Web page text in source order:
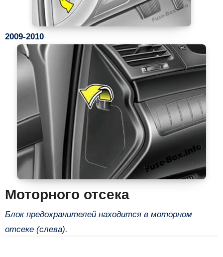
2009-2010
Моторного отсека
Блок предохранителей находится в моторном
отсеке (слева).